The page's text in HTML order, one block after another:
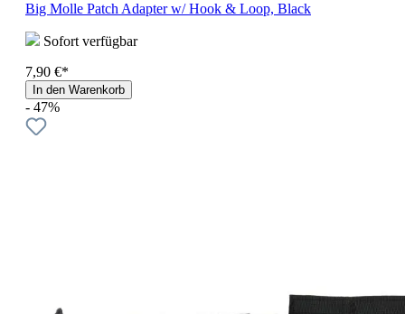
Big Molle Patch Adapter w/ Hook & Loop, Black
Sofort verfügbar
7,90 €*
In den Warenkorb
- 47%